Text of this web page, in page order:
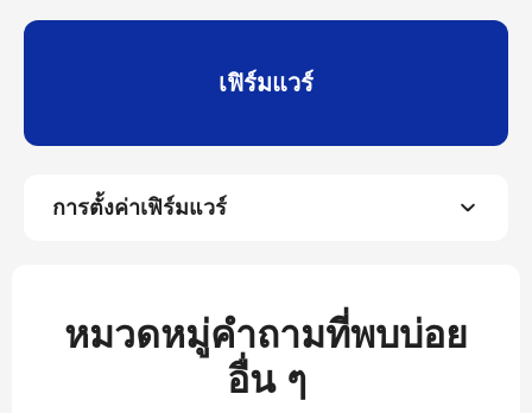
เฟิร์มแวร์
การตั้งค่าเฟิร์มแวร์
หมวดหมู่คำถามที่พบบ่อย
อื่น ๆ